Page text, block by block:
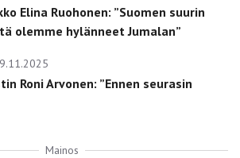
Elina Ruohonen: ”Suomen suurin
olemme hylänneet Jumalan”
Roni Arvonen: ”Ennen seurasin
Mainos